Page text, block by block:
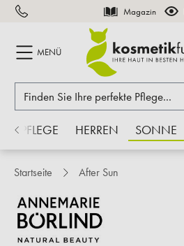
springen Magazin
MENÜ
PFLEGE HERREN SONNE
Startseite After Sun